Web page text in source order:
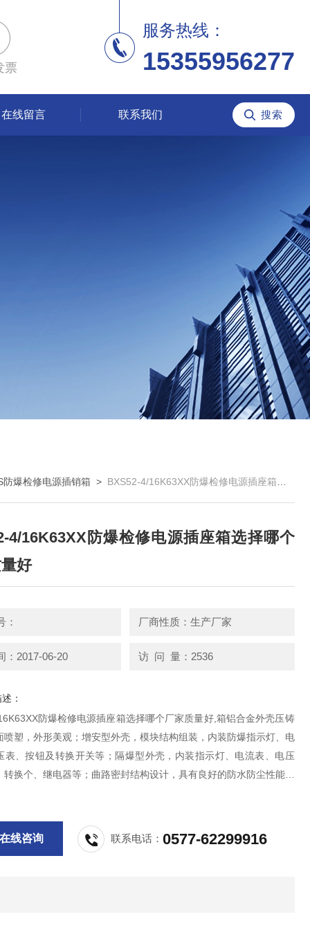
票
服务热线：
15355956277
在线留言 联系我们
防爆检修电源插销箱 > BXS52-4/16K63XX防爆检修电源插座箱选择哪个厂家质量好
4/16K63XX防爆检修电源插座箱选择哪个
好
： 厂商性质：生产厂家
：2017-06-20 访 问 量：2536
：
防爆检修电源插座箱选择哪个厂家质量好,箱铝合金外壳压铸
喷塑，外形美观；增安型外壳，模块结构组装，内装防爆指示灯、电
表、按钮及转换开关等；隔爆型外壳，内装指示灯、电流表、电压
转换个、继电器等；曲路密封结构设计，具有良好的防水防尘性能；
线咨询 联系电话：0577-62299916